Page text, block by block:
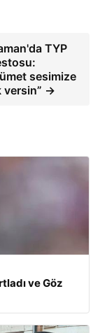
TYP
sesimize
versin” →
ve Göz